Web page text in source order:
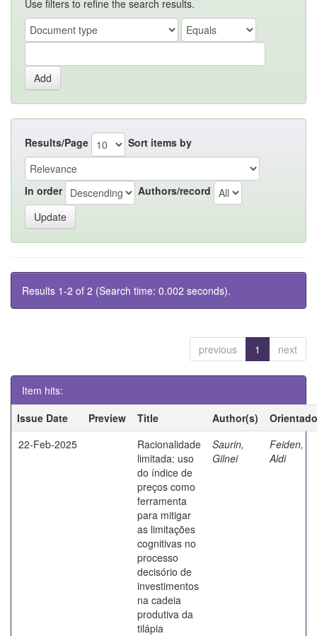
Use filters to refine the search results.
Results/Page Sort items by
In order Authors/record
Results 1-2 of 2 (Search time: 0.002 seconds).
previous 1 next
Item hits:
Issue Date
Preview Title Author(s)
22-Feb-2025
Racionalidade
limitada: uso
do índice de
preços como
ferramenta
para mitigar
as limitações
cognitivas no
processo
decisório de
investimentos
na cadeia
produtiva da
tilápia
Saurin,
Gilnei
Feiden,
Aldi